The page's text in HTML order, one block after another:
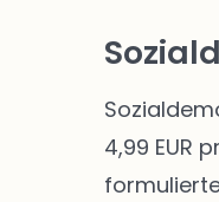
4,99 EUR